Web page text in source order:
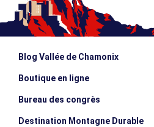
Blog Vallée de Chamonix
Boutique en ligne
Bureau des congrès
Destination Montagne Durable